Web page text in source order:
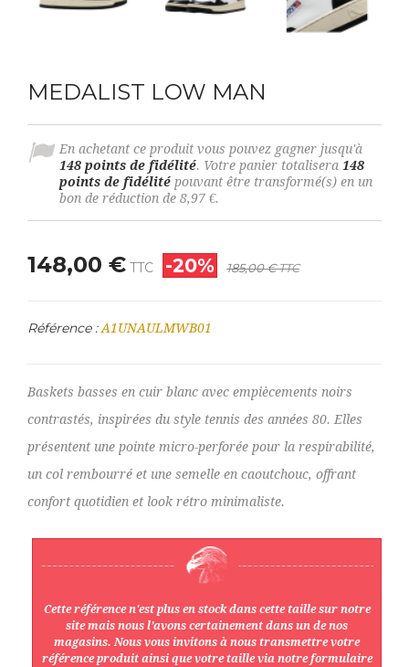
MEDALIST LOW MAN
En achetant ce produit vous pouvez gagner jusqu'à
148 points de fidélité. Votre panier totalisera 148
points de fidélité pouvant être transformé(s) en un
bon de réduction de 8,97 €.
148,00 € TTC -20% 185,00 €TTC
Référence : A1UNAULMWB01
Baskets basses en cuir blanc avec empiècements noirs
contrastés, inspirées du style tennis des années 80. Elles
présentent une pointe micro-perforée pour la respirabilité,
un col rembourré et une semelle en caoutchouc, offrant
confort quotidien et look rétro minimaliste.
Cette référence n'est plus en stock dans cette taille sur notre
site mais nous l’avons certainement dans un de nos
magasins. Nous vous invitons à nous transmettre votre
référence produit ainsi que votre taille via notre formulaire